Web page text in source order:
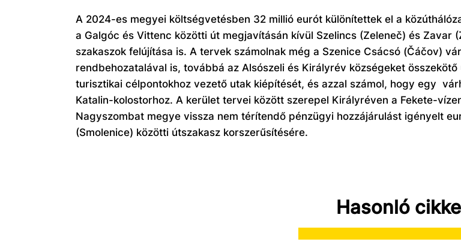
A 2024-es megyei költségvetésben 32 millió eurót különítettek el a
a Galgóc és Vittenc közötti út megjavításán kívül Szelincs (Zeleneč) és Zavar
szakaszok felújítása is. A tervek számolnak még a Szenice Csácsó (Čáčov)
rendbehozatalával is, továbbá az Alsószeli és Királyrév községeket
turisztikai célpontokhoz vezető utak kiépítését, és azzal számol, hogy egy
Katalin-kolostorhoz. A kerület tervei között szerepel Királyréven a Fekete-
Nagyszombat megye vissza nem térítendő pénzügyi hozzájárulást igényelt
(Smolenice) közötti útszakasz korszerűsítésére.
Hasonló